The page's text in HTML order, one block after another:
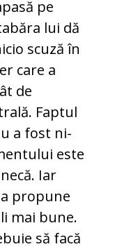
pe
lui dă
scuză în
care a
de
Faptul
a fost ni­
este
Iar
propune
mai bune.
să facă